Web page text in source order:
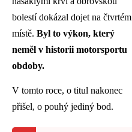
bolestí dokázal dojet na čtvrtém
místě. Byl to výkon, který
neměl v historii motorsportu
obdoby.
V tomto roce, o titul nakonec
přišel, o pouhý jediný bod.